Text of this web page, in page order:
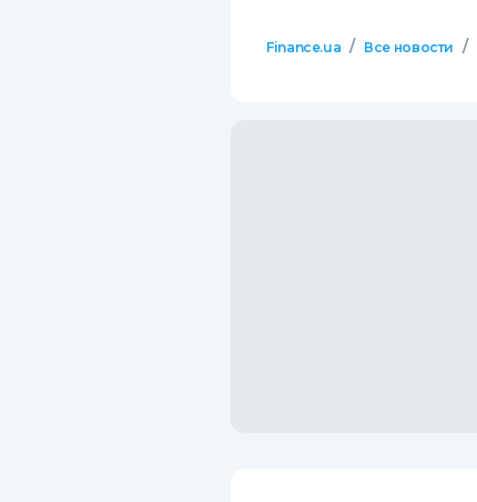
Finance.ua / Все новости /